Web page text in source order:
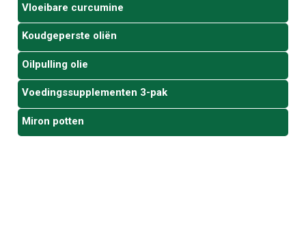
Vloeibare curcumine
Koudgeperste oliën
Oilpulling olie
Voedingssupplementen 3-pak
Miron potten